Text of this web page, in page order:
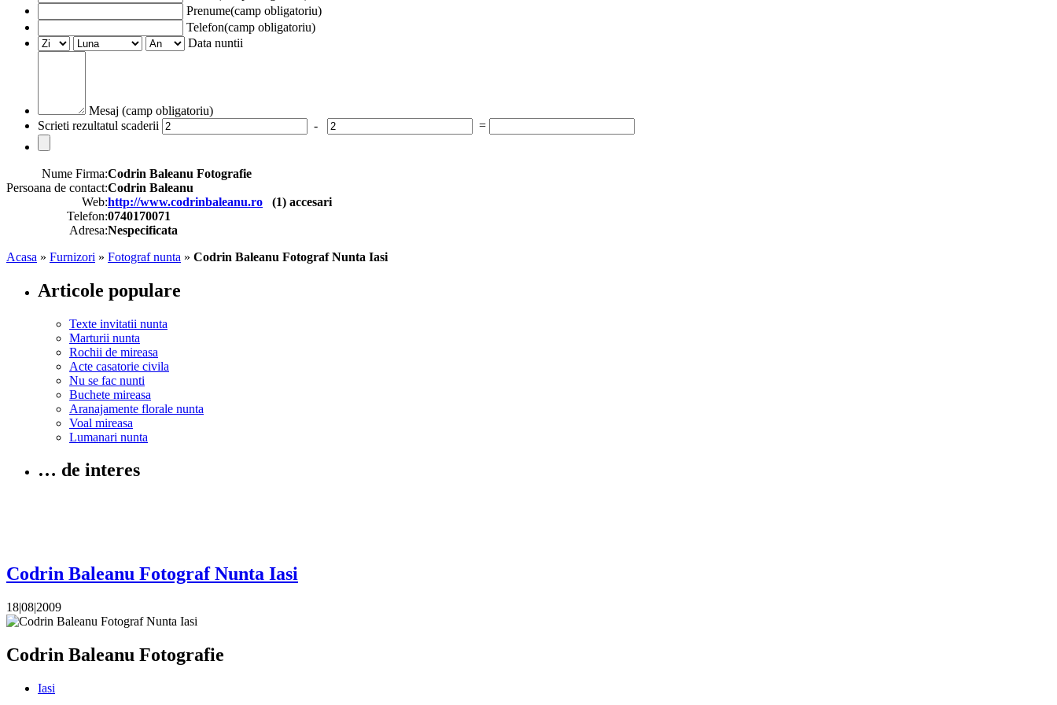
Prenume(camp obligatoriu)
Telefon(camp obligatoriu)
Data nuntii
Mesaj (camp obligatoriu)
Scrieti rezultatul scaderii
- =
Nume Firma:Codrin Baleanu Fotografie
Persoana de contact:Codrin Baleanu
Web:http://www.codrinbaleanu.ro (1) accesari
Telefon:0740170071
Adresa:Nespecificata
Acasa » Furnizori » Fotograf nunta » Codrin Baleanu Fotograf Nunta Iasi
Articole populare
Texte invitatii nunta
Marturii nunta
Rochii de mireasa
Acte casatorie civila
Nu se fac nunti
Buchete mireasa
Aranajamente florale nunta
Voal mireasa
Lumanari nunta
… de interes
Codrin Baleanu Fotograf Nunta Iasi
18|08|2009
Codrin Baleanu Fotografie
Iasi